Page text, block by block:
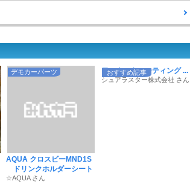
デモカーパーツ
AQUA クロスビーMND1S
ドリンクホルダーシート
☆AQUA さん
おすすめ記事
ワックスやコーティング ...
シュアラスター株式会社 さん